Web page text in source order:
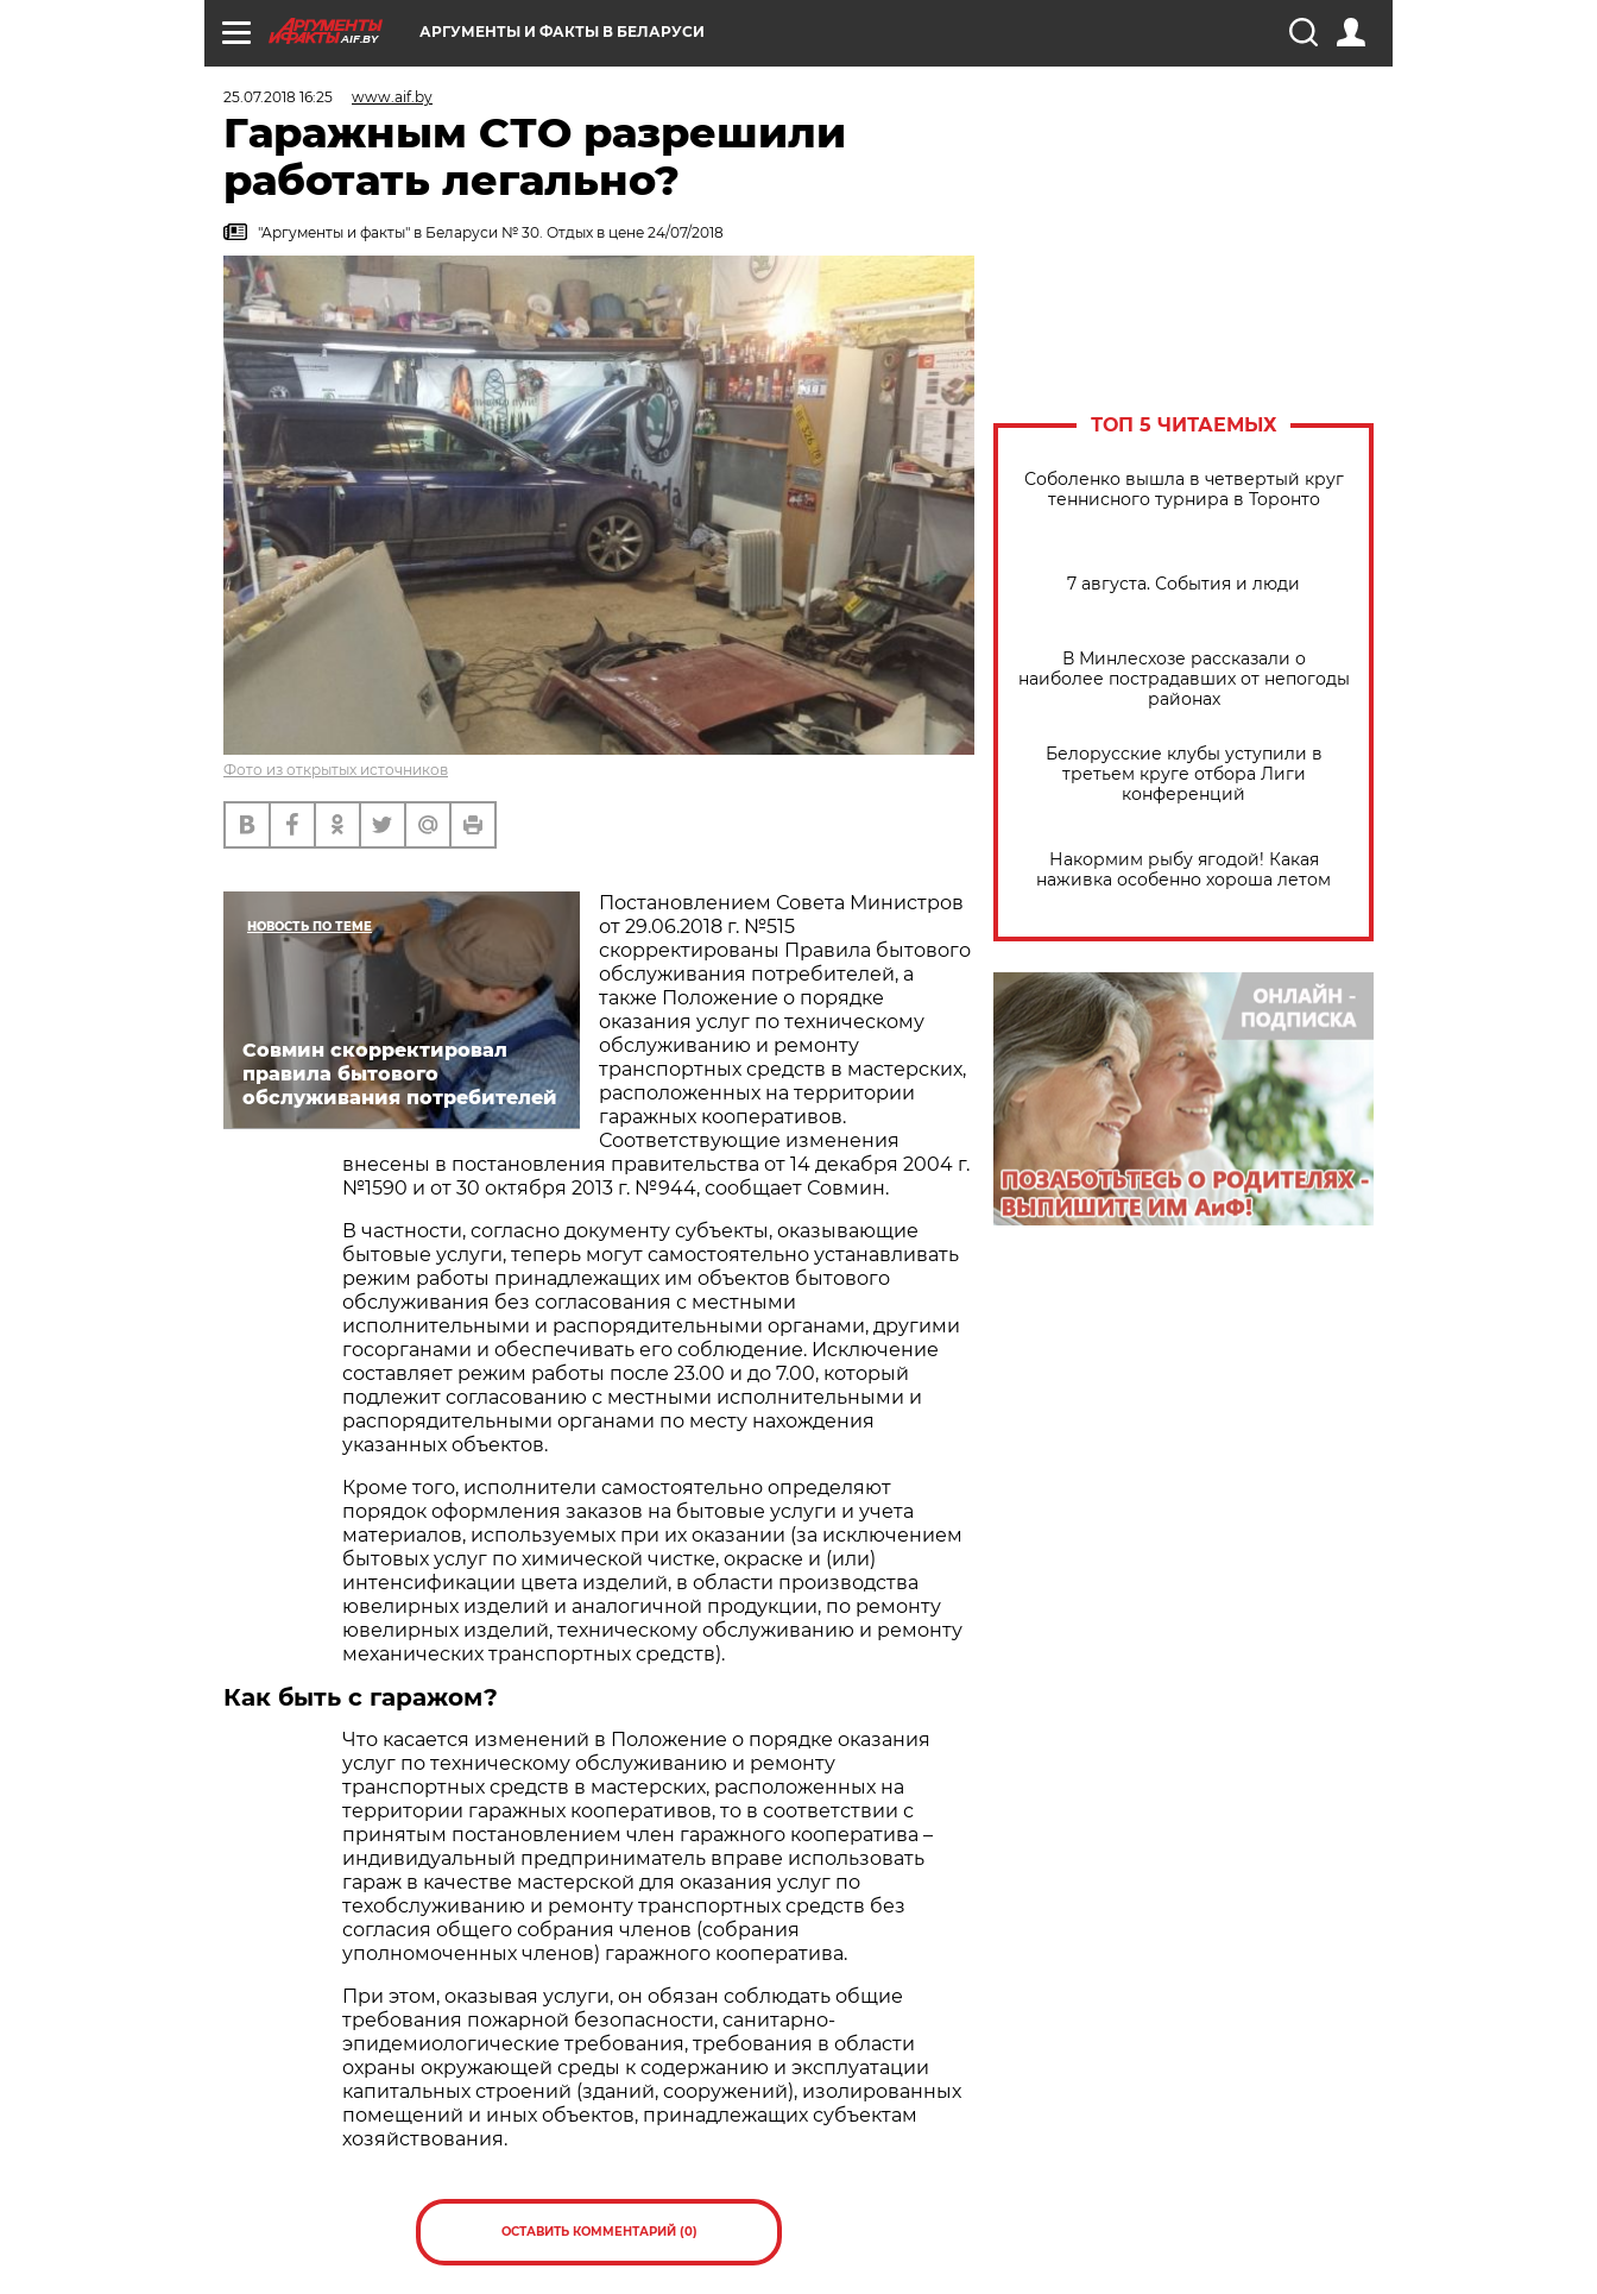
AIF.BY АРГУМЕНТЫ И ФАКТЫ В БЕЛАРУСИ
25.07.2018 16:25 www.aif.by
Гаражным СТО разрешили
работать легально?
"Аргументы и факты" в Беларуси № 30. Отдых в цене 24/07/2018
Фото из открытых источников
НОВОСТЬ ПО ТЕМЕ
Совмин скорректировал
правила бытового
обслуживания потребителей
Постановлением Совета Министров
от 29.06.2018 г. №515
скорректированы Правила бытового
обслуживания потребителей, а
также Положение о порядке
оказания услуг по техническому
обслуживанию и ремонту
транспортных средств в мастерских,
расположенных на территории
гаражных кооперативов.
Соответствующие изменения
внесены в постановления правительства от 14 декабря 2004 г.
№1590 и от 30 октября 2013 г. №944, сообщает Совмин.
В частности, согласно документу субъекты, оказывающие
бытовые услуги, теперь могут самостоятельно устанавливать
режим работы принадлежащих им объектов бытового
обслуживания без согласования с местными
исполнительными и распорядительными органами, другими
госорганами и обеспечивать его соблюдение. Исключение
составляет режим работы после 23.00 и до 7.00, который
подлежит согласованию с местными исполнительными и
распорядительными органами по месту нахождения
указанных объектов.
Кроме того, исполнители самостоятельно определяют
порядок оформления заказов на бытовые услуги и учета
материалов, используемых при их оказании (за исключением
бытовых услуг по химической чистке, окраске и (или)
интенсификации цвета изделий, в области производства
ювелирных изделий и аналогичной продукции, по ремонту
ювелирных изделий, техническому обслуживанию и ремонту
механических транспортных средств).
Как быть с гаражом?
Что касается изменений в Положение о порядке оказания
услуг по техническому обслуживанию и ремонту
транспортных средств в мастерских, расположенных на
территории гаражных кооперативов, то в соответствии с
принятым постановлением член гаражного кооператива –
индивидуальный предприниматель вправе использовать
гараж в качестве мастерской для оказания услуг по
техобслуживанию и ремонту транспортных средств без
согласия общего собрания членов (собрания
уполномоченных членов) гаражного кооператива.
При этом, оказывая услуги, он обязан соблюдать общие
требования пожарной безопасности, санитарно-
эпидемиологические требования, требования в области
охраны окружающей среды к содержанию и эксплуатации
капитальных строений (зданий, сооружений), изолированных
помещений и иных объектов, принадлежащих субъектам
хозяйствования.
ОСТАВИТЬ КОММЕНТАРИЙ (0)
ТОП 5 ЧИТАЕМЫХ
Соболенко вышла в четвертый круг
теннисного турнира в Торонто
7 августа. События и люди
В Минлесхозе рассказали о
наиболее пострадавших от непогоды
районах
Белорусские клубы уступили в
третьем круге отбора Лиги
конференций
Накормим рыбу ягодой! Какая
наживка особенно хороша летом